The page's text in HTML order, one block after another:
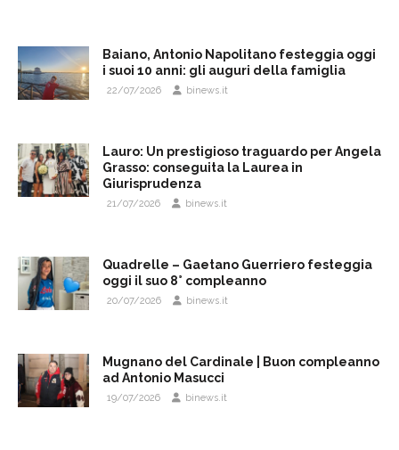
Baiano, Antonio Napolitano festeggia oggi
i suoi 10 anni: gli auguri della famiglia
22/07/2026 binews.it
Lauro: Un prestigioso traguardo per Angela
Grasso: conseguita la Laurea in
Giurisprudenza
21/07/2026 binews.it
Quadrelle – Gaetano Guerriero festeggia
oggi il suo 8° compleanno
20/07/2026 binews.it
Mugnano del Cardinale | Buon compleanno
ad Antonio Masucci
19/07/2026 binews.it